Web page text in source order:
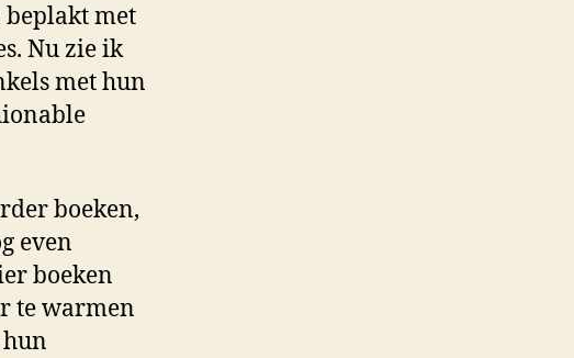
met
Nu zie ik
met hun
boeken,
even
boeken
te warmen